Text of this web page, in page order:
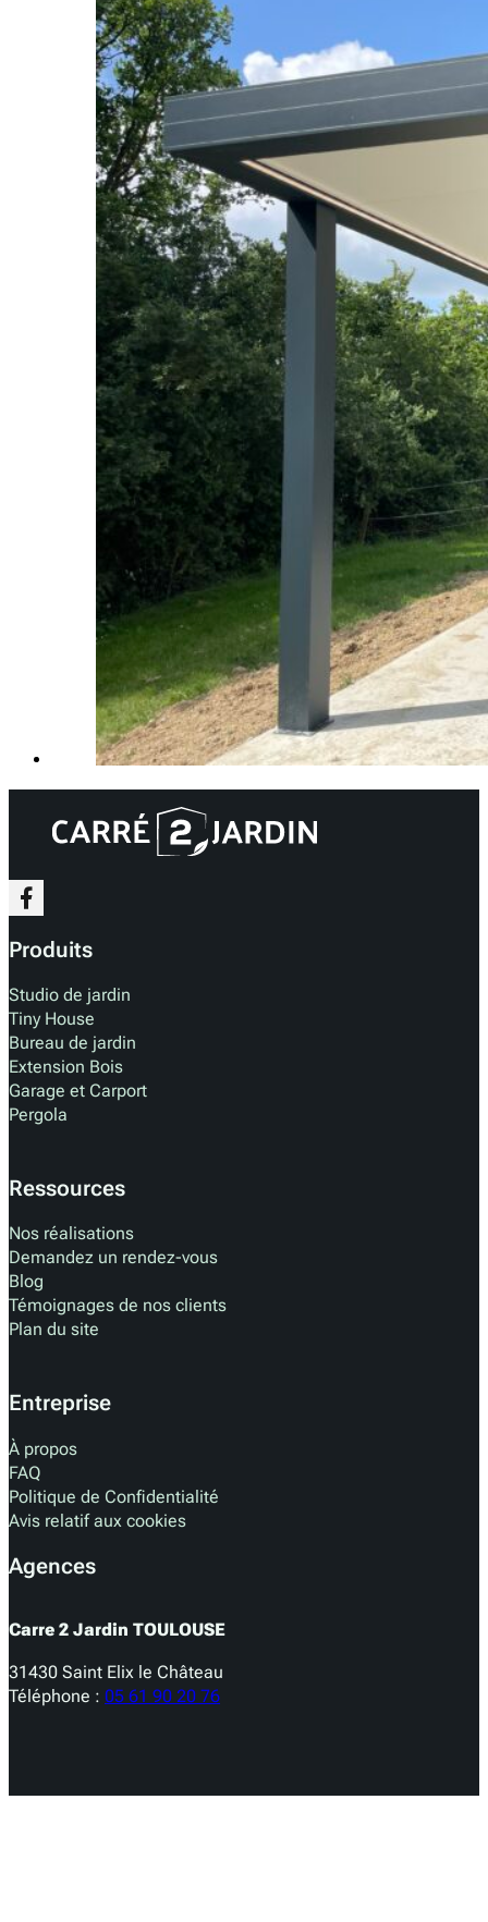
Produits
Studio de jardin
Tiny House
Bureau de jardin
Extension Bois
Garage et Carport
Pergola
Ressources
Nos réalisations
Demandez un rendez-vous
Blog
Témoignages de nos clients
Plan du site
Entreprise
À propos
FAQ
Politique de Confidentialité
Avis relatif aux cookies
Agences
Carre 2 Jardin TOULOUSE
31430 Saint Elix le Château
Téléphone : 05 61 90 20 76